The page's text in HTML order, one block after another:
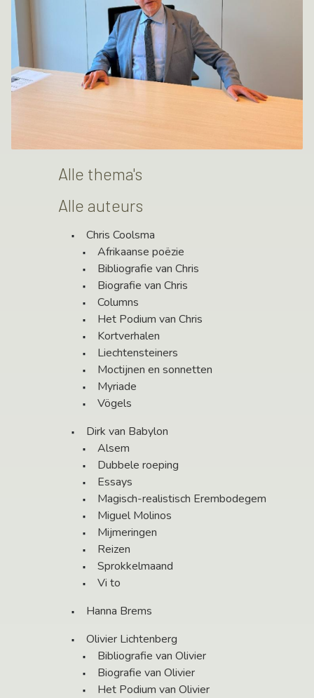
Alle thema's
Alle auteurs
Chris Coolsma
Afrikaanse poëzie
Bibliografie van Chris
Biografie van Chris
Columns
Het Podium van Chris
Kortverhalen
Liechtensteiners
Moctijnen en sonnetten
Myriade
Vögels
Dirk van Babylon
Alsem
Dubbele roeping
Essays
Magisch-realistisch Erembodegem
Miguel Molinos
Mijmeringen
Reizen
Sprokkelmaand
Vi to
Hanna Brems
Olivier Lichtenberg
Bibliografie van Olivier
Biografie van Olivier
Het Podium van Olivier